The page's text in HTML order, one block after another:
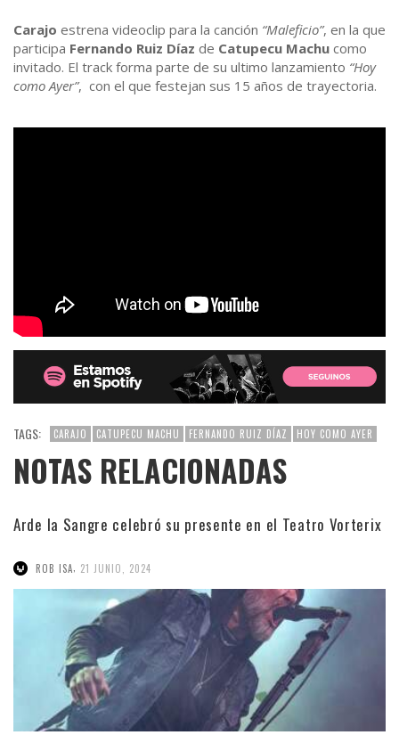
Carajo estrena videoclip para la canción “Maleficio”, en la que
participa Fernando Ruiz Díaz de Catupecu Machu como
invitado. El track forma parte de su ultimo lanzamiento “Hoy
como Ayer”, ‬ con el que festejan sus 15 años de trayectoria.
TAGS: CARAJO CATUPECU MACHU FERNANDO RUIZ DÍAZ HOY COMO AYER
NOTAS RELACIONADAS
Arde la Sangre celebró su presente en el Teatro Vorterix
ROB ISA, 21 JUNIO, 2024